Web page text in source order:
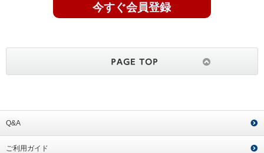
今すぐ会員登録
Q&A
ご利用ガイド